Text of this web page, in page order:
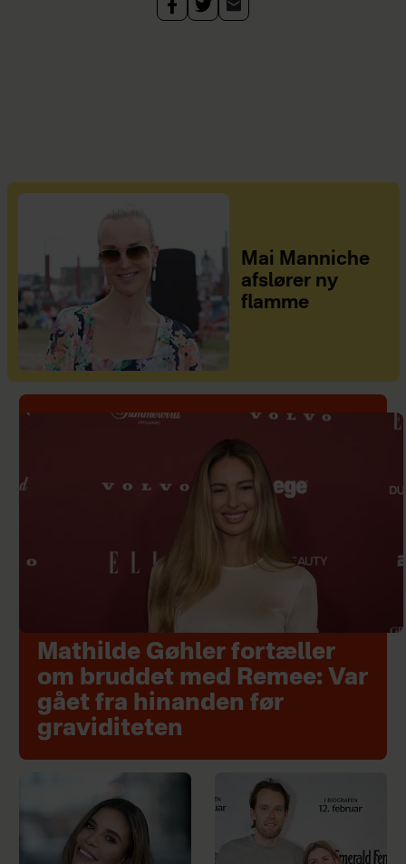
Mai Manniche
afslører ny
flamme
Mathilde Gøhler fortæller
om bruddet med Remee: Var
gået fra hinanden før
graviditeten